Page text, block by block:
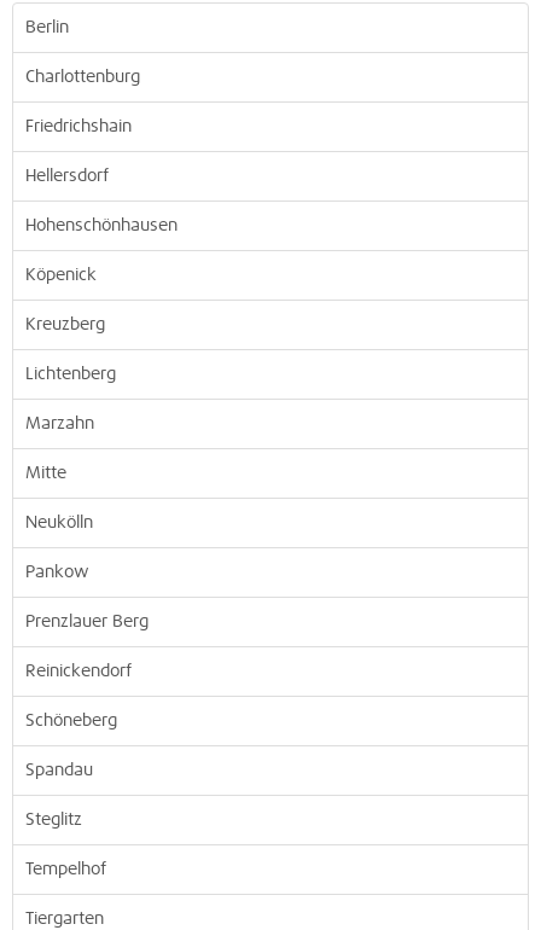
Berlin
Charlottenburg
Friedrichshain
Hellersdorf
Hohenschönhausen
Köpenick
Kreuzberg
Lichtenberg
Marzahn
Mitte
Neukölln
Pankow
Prenzlauer Berg
Reinickendorf
Schöneberg
Spandau
Steglitz
Tempelhof
Tiergarten